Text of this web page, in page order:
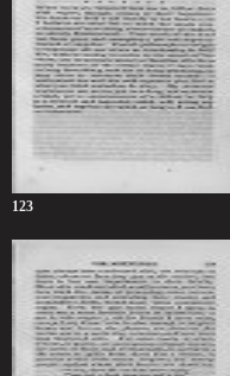
123